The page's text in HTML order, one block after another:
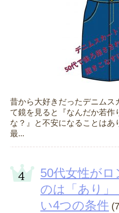
昔から大好きだったデニムス
て鏡を見ると『なんだか若作
な？』と不安になることはあ
最...
50代女性が
のは「あり」
い4つの条件